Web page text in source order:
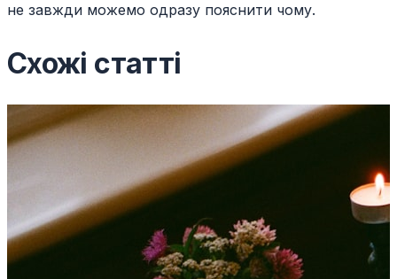
не завжди можемо одразу пояснити чому.
Схожі статті